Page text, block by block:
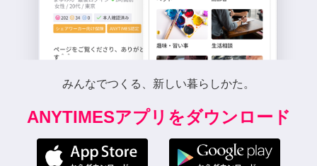
みんなでつくる、新しい暮らしかた。
ANYTIMESアプリをダウンロード